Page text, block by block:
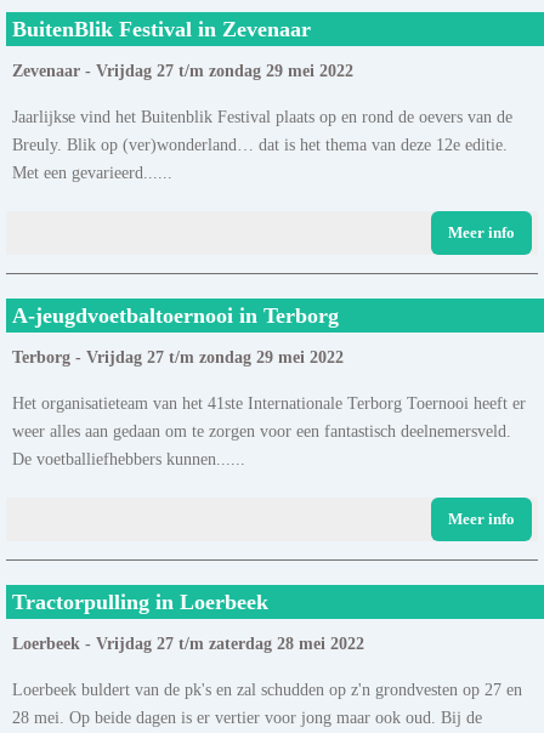
BuitenBlik Festival in Zevenaar
Zevenaar - Vrijdag 27 t/m zondag 29 mei 2022
Jaarlijkse vind het Buitenblik Festival plaats op en rond de oevers van de
Breuly. Blik op (ver)wonderland… dat is het thema van deze 12e editie.
Met een gevarieerd......
Meer info
A-jeugdvoetbaltoernooi in Terborg
Terborg - Vrijdag 27 t/m zondag 29 mei 2022
Het organisatieteam van het 41ste Internationale Terborg Toernooi heeft er
weer alles aan gedaan om te zorgen voor een fantastisch deelnemersveld.
De voetballiefhebbers kunnen......
Meer info
Tractorpulling in Loerbeek
Loerbeek - Vrijdag 27 t/m zaterdag 28 mei 2022
Loerbeek buldert van de pk's en zal schudden op z'n grondvesten op 27 en
28 mei. Op beide dagen is er vertier voor jong maar ook oud. Bij de